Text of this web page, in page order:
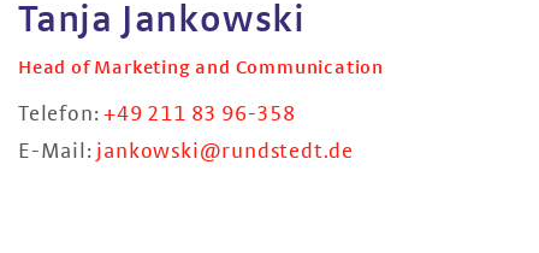
Tanja Jankowski
Head of Marketing and Communication
Telefon: +49 211 83 96-358
E-Mail: jankowski@rundstedt.de